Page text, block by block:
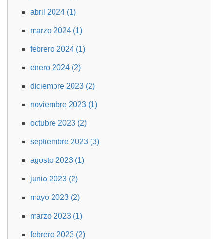
abril 2024 (1)
marzo 2024 (1)
febrero 2024 (1)
enero 2024 (2)
diciembre 2023 (2)
noviembre 2023 (1)
octubre 2023 (2)
septiembre 2023 (3)
agosto 2023 (1)
junio 2023 (2)
mayo 2023 (2)
marzo 2023 (1)
febrero 2023 (2)